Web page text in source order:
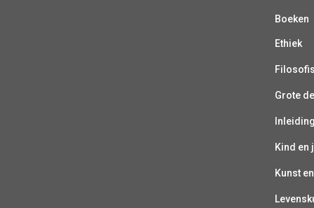
Boeken
Ethiek
Grote
Kind en
Kunst